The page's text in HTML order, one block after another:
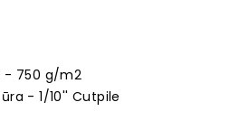
- 750 g/m2
- 1/10'' Cutpile